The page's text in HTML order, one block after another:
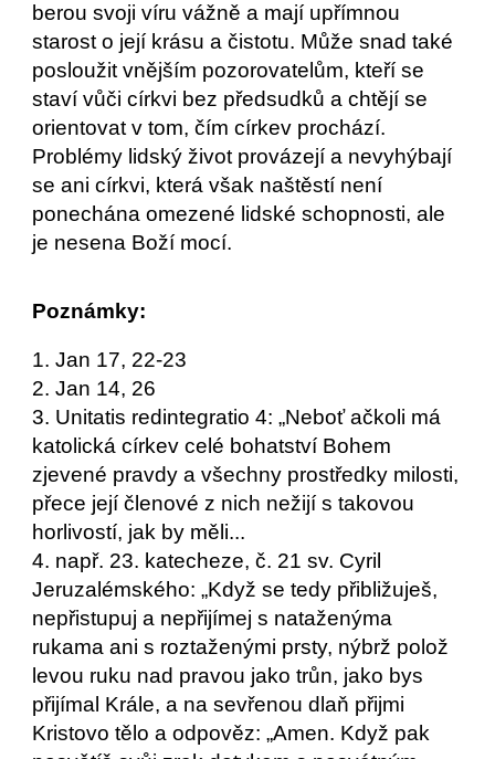
berou svoji víru vážně a mají upřímnou
starost o její krásu a čistotu. Může snad také
posloužit vnějším pozorovatelům, kteří se
staví vůči církvi bez předsudků a chtějí se
orientovat v tom, čím církev prochází.
Problémy lidský život provázejí a nevyhýbají
se ani církvi, která však naštěstí není
ponechána omezené lidské schopnosti, ale
je nesena Boží mocí.
Poznámky:
1. Jan 17, 22-23
2. Jan 14, 26
3. Unitatis redintegratio 4: „Neboť ačkoli má
katolická církev celé bohatství Bohem
zjevené pravdy a všechny prostředky milosti,
přece její členové z nich nežijí s takovou
horlivostí, jak by měli...
4. např. 23. katecheze, č. 21 sv. Cyril
Jeruzalémského: „Když se tedy přibližuješ,
nepřistupuj a nepřijímej s nataženýma
rukama ani s roztaženými prsty, nýbrž polož
levou ruku nad pravou jako trůn, jako bys
přijímal Krále, a na sevřenou dlaň přijmi
Kristovo tělo a odpověz: „Amen. Když pak